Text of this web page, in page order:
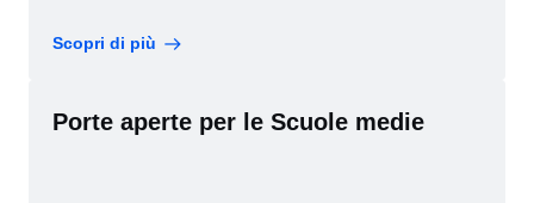
Scopri di più
Porte aperte per le Scuole medie